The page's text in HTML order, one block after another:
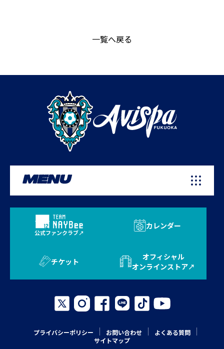
一覧へ戻る
MENU
公式ファンクラブ
カレンダー
チケット
オフィシャル
オンラインストア
プライバシーポリシー お問い合わせ
よくある質問
サイトマップ